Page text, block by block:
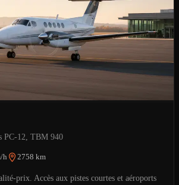
PC-12, TBM 940
h 2758 km
prix. Accès aux pistes courtes et aéroports